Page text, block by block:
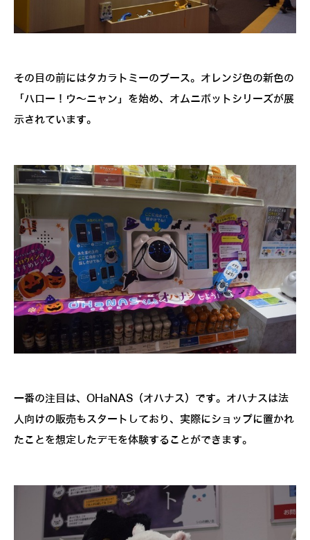
その目の前にはタカラトミーのブース。オレンジ色の新色の
「ハロー！ウ～ニャン」を始め、オムニボットシリーズが展
示されています。
一番の注目は、OHaNAS（オハナス）です。オハナスは法
人向けの販売もスタートしており、実際にショップに置かれ
たことを想定したデモを体験することができます。